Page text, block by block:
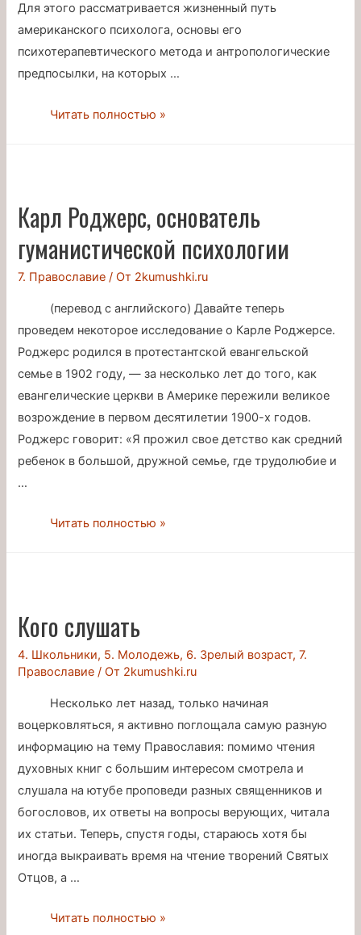
Для этого рассматривается жизненный путь
американского психолога, основы его
психотерапевтического метода и антропологические
предпосылки, на которых …
Православие
и
учение
Читать полностью »
Карл Роджерс, основатель
гуманистической психологии
7. Православие / От 2kumushki.ru
(перевод с английского) Давайте теперь
проведем некоторое исследование о Карле Роджерсе.
Роджерс родился в протестантской евангельской
семье в 1902 году, — за несколько лет до того, как
евангелические церкви в Америке пережили великое
возрождение в первом десятилетии 1900-х годов.
Роджерс говорит: «Я прожил свое детство как средний
ребенок в большой, дружной семье, где трудолюбие и
…
Карл
Читать полностью »
Кого слушать
4. Школьники, 5. Молодежь, 6. Зрелый возраст,7.
Православие / От 2kumushki.ru
Несколько лет назад, только начиная
воцерковляться, я активно поглощала самую разную
информацию на тему Православия: помимо чтения
духовных книг с большим интересом смотрела и
слушала на ютубе проповеди разных священников и
богословов, их ответы на вопросы верующих, читала
их статьи. Теперь, спустя годы, стараюсь хотя бы
иногда выкраивать время на чтение творений Святых
Отцов, а …
Кого
Читать полностью »